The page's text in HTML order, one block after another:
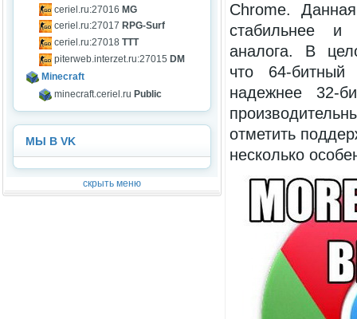
ceriel.ru:27016 MG
ceriel.ru:27017 RPG-Surf
ceriel.ru:27018 TTT
piterweb.interzet.ru:27015 DM
Minecraft
minecraft.ceriel.ru Public
МЫ В VK
скрыть меню
Chrome.
стабильнее и
аналога. В
что 64-
надежнее 32-
отметить
несколько